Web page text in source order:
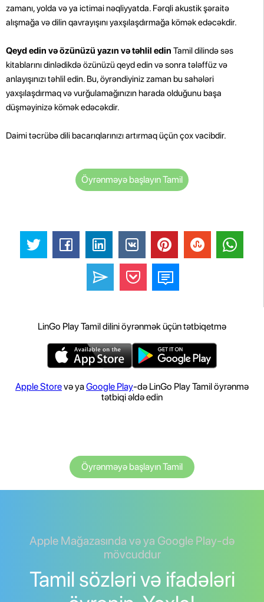
zamanı, yolda və ya ictimai nəqliyyatda. Fərqli akustik şəraitə
alışmağa və dilin qavrayışını yaxşılaşdırmağa kömək edəcəkdir.
Qeyd edin və özünüzü yazın və təhlil edin Tamil dilində səs
kitablarını dinlədikdə özünüzü qeyd edin və sonra tələffüz və
anlayışınızı təhlil edin. Bu, öyrəndiyiniz zaman bu sahələri
yaxşılaşdırmaq və vurğulamağınızın harada olduğunu başa
düşməyinizə kömək edəcəkdir.
Daimi təcrübə dili bacarıqlarınızı artırmaq üçün çox vacibdir.
Öyrənməyə başlayın Tamil
LinGo Play Tamil dilini öyrənmək üçün tətbiqetmə
Apple Storevə yaGoogle Play-də LinGo Play Tamil öyrənmə
tətbiqi əldə edin
Öyrənməyə başlayın Tamil
Apple Mağazasında və ya Google Play-də
mövcuddur
Tamil sözləri və ifadələri